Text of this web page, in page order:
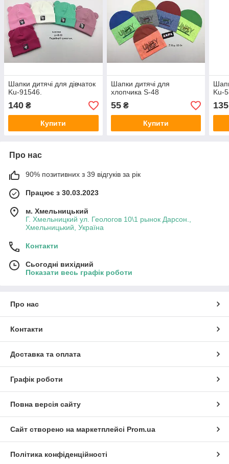
Шапки дитячі для дівчаток
Ku-91546.
140 ₴
Купити
Шапки дитячі для
хлопчика S-48
55₴
Купити
Ku-
135
Про нас
90% позитивних з 39 відгуків за рік
Працює з 30.03.2023
м. Хмельницький
Г. Хмельницкий ул. Геологов 10\1 рынок Дарсон.,
Хмельницький, Україна
Контакти
Сьогодні вихідний
Показати весь графік роботи
Про нас
Контакти
Доставка та оплата
Графік роботи
Повна версія сайту
Сайт створено на маркетплейсі Prom.ua
Політика конфіденційності